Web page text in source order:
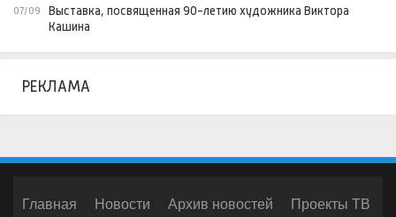
07/09
Выставка, посвященная 90-летию художника Виктора
Кашина
РЕКЛАМА
Главная Новости Архив новостей
Проекты ТВ